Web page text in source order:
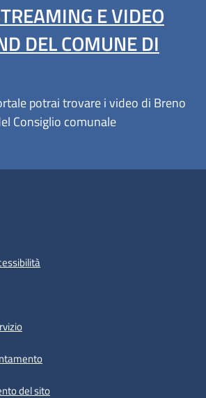
E VIDEO
DEL COMUNE DI
potrai trovare i video di Breno
Consiglio comunale
del sito